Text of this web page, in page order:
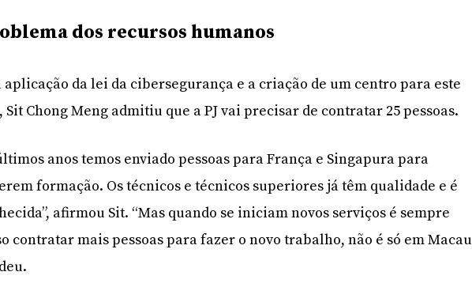
dos recursos humanos
aplicação da lei da cibersegurança e a criação de um centro para este
Sit Chong Meng admitiu que a PJ vai precisar de contratar 25 pessoas.
anos temos enviado pessoas para França e Singapura para
formação. Os técnicos e técnicos superiores já têm qualidade e é
afirmou Sit. “Mas quando se iniciam novos serviços é sempre
contratar mais pessoas para fazer o novo trabalho, não é só em